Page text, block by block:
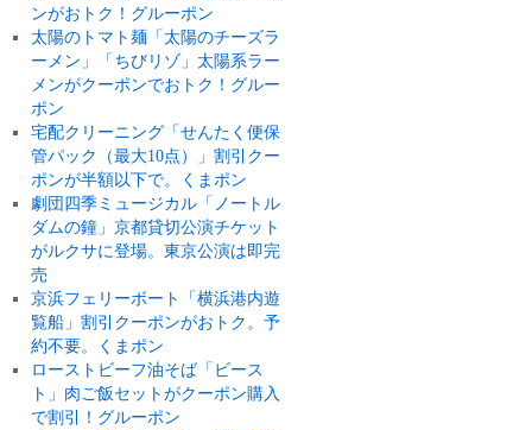
ンがおトク！グルーポン
太陽のトマト麺「太陽のチーズラ
ーメン」「ちびリゾ」太陽系ラー
メンがクーポンでおトク！グルー
ポン
宅配クリーニング「せんたく便保
管パック（最大10点）」割引クー
ポンが半額以下で。くまポン
劇団四季ミュージカル「ノートル
ダムの鐘」京都貸切公演チケット
がルクサに登場。東京公演は即完
売
京浜フェリーボート「横浜港内遊
覧船」割引クーポンがおトク。予
約不要。くまポン
ローストビーフ油そば「ビース
ト」肉ご飯セットがクーポン購入
で割引！グルーポン